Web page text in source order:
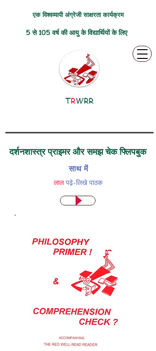
एक विश्वव्यापी अंग्रेजी साक्षरता कार्यक्रम
5 से 105 वर्ष की आयु के विद्यार्थियों के लिए
TRWRR
दर्शनशास्त्र प्राइमर और समझ चेक फ्लिपबुक
साथ में
लालपढ़े-लिखे पाठक